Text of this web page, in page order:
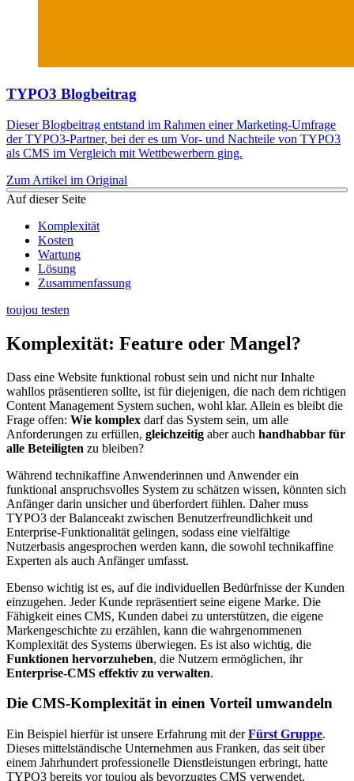
TYPO3 Blogbeitrag
Dieser Blogbeitrag entstand im Rahmen einer Marketing-Umfrage
der TYPO3-Partner, bei der es um Vor- und Nachteile von TYPO3
als CMS im Vergleich mit Wettbewerbern ging.
Zum Artikel im Original
Auf dieser Seite
Komplexität
Kosten
Wartung
Lösung
Zusammenfassung
toujou testen
Komplexität: Feature oder Mangel?
Dass eine Website funktional robust sein und nicht nur Inhalte
wahllos präsentieren sollte, ist für diejenigen, die nach dem richtigen
Content Management System suchen, wohl klar. Allein es bleibt die
Frage offen: Wie komplex darf das System sein, um alle
Anforderungen zu erfüllen, gleichzeitig aber auch handhabbar für
alle Beteiligten zu bleiben?
Während technikaffine Anwenderinnen und Anwender ein
funktional anspruchsvolles System zu schätzen wissen, könnten sich
Anfänger darin unsicher und überfordert fühlen. Daher muss
TYPO3 der Balanceakt zwischen Benutzerfreundlichkeit und
Enterprise-Funktionalität gelingen, sodass eine vielfältige
Nutzerbasis angesprochen werden kann, die sowohl technikaffine
Experten als auch Anfänger umfasst.
Ebenso wichtig ist es, auf die individuellen Bedürfnisse der Kunden
einzugehen. Jeder Kunde repräsentiert seine eigene Marke. Die
Fähigkeit eines CMS, Kunden dabei zu unterstützen, die eigene
Markengeschichte zu erzählen, kann die wahrgenommenen
Komplexität des Systems überwiegen. Es ist also wichtig, die
Funktionen hervorzuheben, die Nutzern ermöglichen, ihr
Enterprise-CMS effektiv zu verwalten.
Die CMS-Komplexität in einen Vorteil umwandeln
Ein Beispiel hierfür ist unsere Erfahrung mit derFürst Gruppe.
Dieses mittelständische Unternehmen aus Franken, das seit über
einem Jahrhundert professionelle Dienstleistungen erbringt, hatte
TYPO3 bereits vor toujou als bevorzugtes CMS verwendet.